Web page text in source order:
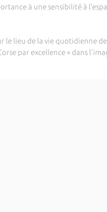
à une sensibilité à
le lieu de la vie quotidienne
par excellence » dans